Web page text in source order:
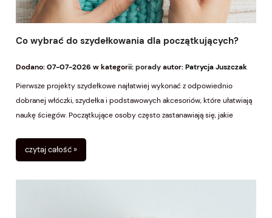
Co wybrać do szydełkowania dla początkujących?
Dodano:07-07-2026 w kategorii:poradyautor:Patrycja Juszczak
Pierwsze projekty szydełkowe najłatwiej wykonać z odpowiednio
dobranej włóczki, szydełka i podstawowych akcesoriów, które ułatwiają
naukę ściegów. Początkujące osoby często zastanawiają się, jakie
2026 roku popularność rękodzieła nadal rośnie, a świadomy wybór
narzędzi pomaga rozpocząć szydełkową przygodę.
czytaj całość »